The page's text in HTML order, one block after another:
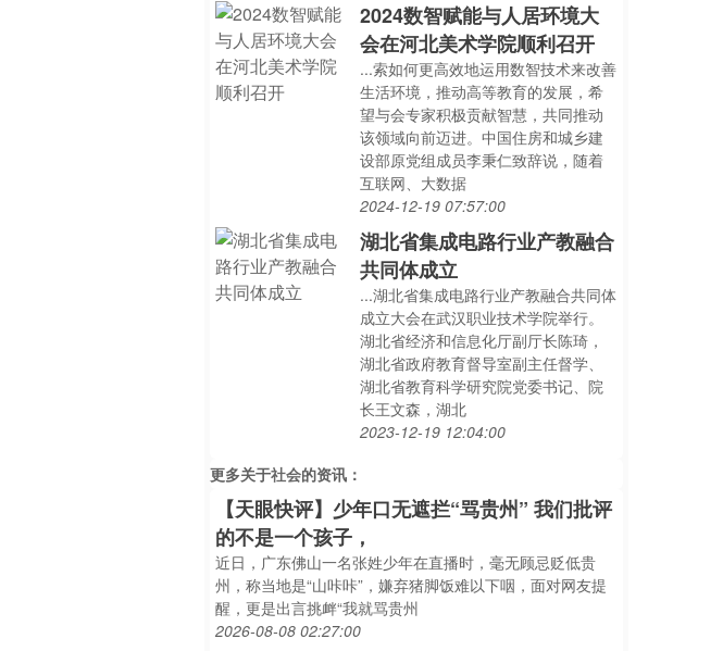
2024数智赋能与人居环境大
会在河北美术学院顺利召开
...索如何更高效地运用数智技术来改善
生活环境，推动高等教育的发展，希
望与会专家积极贡献智慧，共同推动
该领域向前迈进。中国住房和城乡建
设部原党组成员李秉仁致辞说，随着
互联网、大数据
2024-12-19 07:57:00
湖北省集成电路行业产教融合
共同体成立
...湖北省集成电路行业产教融合共同体
成立大会在武汉职业技术学院举行。
湖北省经济和信息化厅副厅长陈琦，
湖北省政府教育督导室副主任督学、
湖北省教育科学研究院党委书记、院
长王文森，湖北
2023-12-19 12:04:00
更多关于社会的资讯：
【天眼快评】少年口无遮拦“骂贵州” 我们批评
的不是一个孩子，
近日，广东佛山一名张姓少年在直播时，毫无顾忌贬低贵
州，称当地是“山咔咔”，嫌弃猪脚饭难以下咽，面对网友提
醒，更是出言挑衅“我就骂贵州
2026-08-08 02:27:00